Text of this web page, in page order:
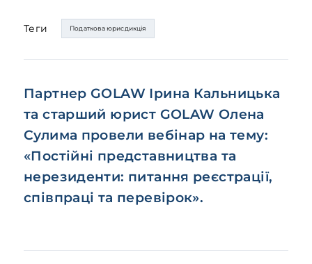
Теги Податкова юрисдикція
Партнер GOLAW Ірина Кальницька
та старший юрист GOLAW Олена
Сулима провели вебінар на тему:
«Постійні представництва та
нерезиденти: питання реєстрації,
співпраці та перевірок».